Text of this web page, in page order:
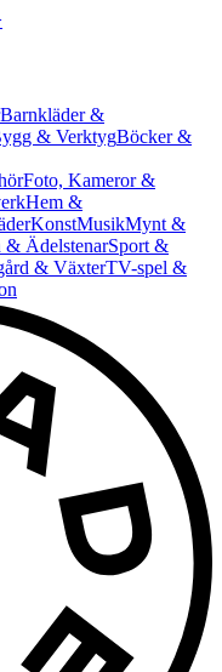
Barnkläder &
& VerktygBöcker &
Foto, Kameror &
Hem &
KonstMusikMynt &
& ÄdelstenarSport &
& VäxterTV-spel &